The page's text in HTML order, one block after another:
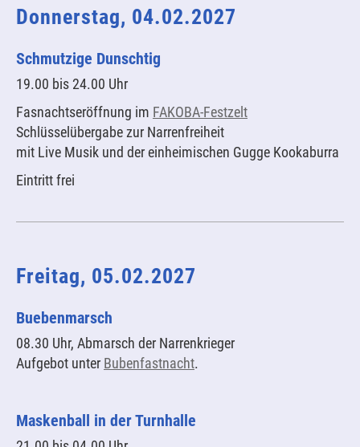
Donnerstag, 04.02.2027
Schmutzige Dunschtig
19.00 bis 24.00 Uhr
Fasnachtseröffnung im FAKOBA-Festzelt
Schlüsselübergabe zur Narrenfreiheit
mit Live Musik und der einheimischen Gugge Kookaburra
Eintritt frei
Freitag, 05.02.2027
Buebenmarsch
08.30 Uhr, Abmarsch der Narrenkrieger
Aufgebot unter Bubenfastnacht.
Maskenball in der Turnhalle